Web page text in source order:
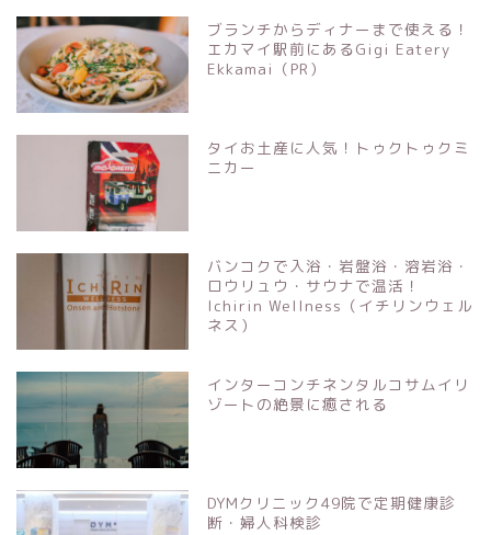
ブランチからディナーまで使える！
エカマイ駅前にあるGigi Eatery
Ekkamai（PR）
タイお土産に人気！トゥクトゥクミ
ニカー
バンコクで入浴・岩盤浴・溶岩浴・
ロウリュウ・サウナで温活！
Ichirin Wellness（イチリンウェル
ネス）
インターコンチネンタルコサムイリ
ゾートの絶景に癒される
DYMクリニック49院で定期健康診
断・婦人科検診